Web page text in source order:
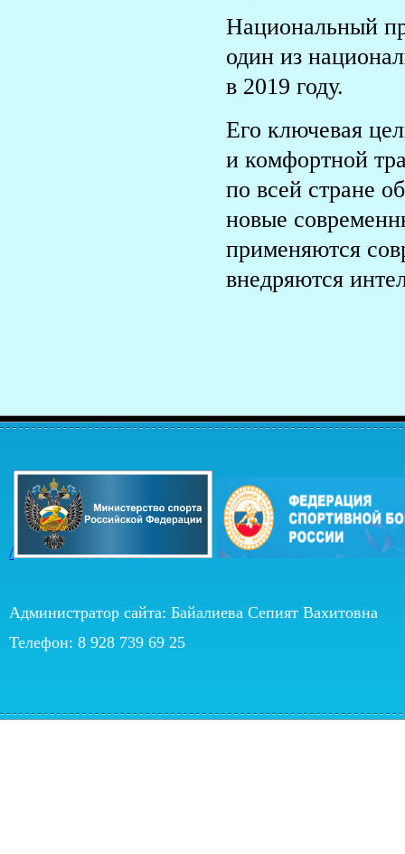
Национальный
один из
в 2019 году.
Его ключевая
и комфортной
по всей стране
новые
применяются
внедряются
/
Администратор сайта: Байалиева Сепият Вахитовна
Телефон: 8 928 739 69 25